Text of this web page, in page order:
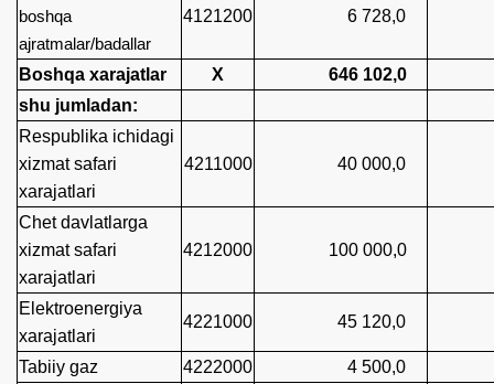
boshqa
ajratmalar/badallar
4121200 6 728,0
Boshqa xarajatlar X 646 102,0
shu jumladan:
Respublika ichidagi
xizmat safari
xarajatlari
4211000 40 000,0
Chet davlatlarga
xizmat safari
xarajatlari
4212000 100 000,0
Elektroenergiya
xarajatlari
4221000 45 120,0
Tabiiy gaz 4222000 4 500,0